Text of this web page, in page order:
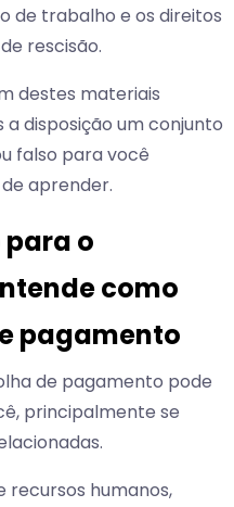
de trabalho e os direitos
rescisão.
destes materiais
disposição um conjunto
falso para você
aprender.
o
como
pagamento
de pagamento pode
principalmente se
recursos humanos,